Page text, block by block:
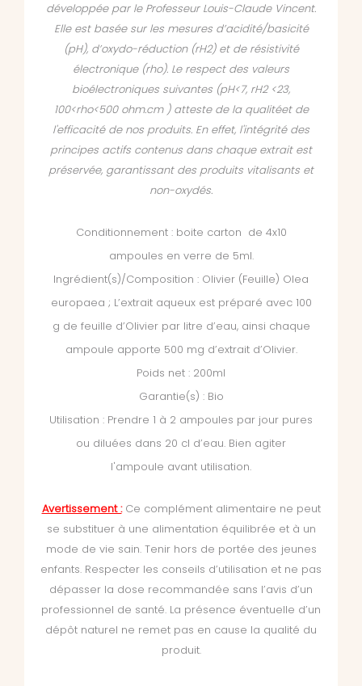
développée par le Professeur Louis-Claude Vincent.
Elle est basée sur les mesures d’acidité/basicité
(pH), d’oxydo-réduction (rH2) et de résistivité
électronique (rho). Le respect des valeurs
bioélectroniques suivantes (pH<7, rH2 <23,
100<rho<500 ohm.cm ) atteste de la qualitéet de
l'efficacité de nos produits. En effet, l'intégrité des
principes actifs contenus dans chaque extrait est
préservée, garantissant des produits vitalisants et
non-oxydés.
Conditionnement : boite carton de 4x10
ampoules en verre de 5ml.
Ingrédient(s)/Composition : Olivier (Feuille) Olea
europaea ; L’extrait aqueux est préparé avec 100
g de feuille d’Olivier par litre d’eau, ainsi chaque
ampoule apporte 500 mg d’extrait d’Olivier.
Poids net : 200ml
Garantie(s) : Bio
Utilisation : Prendre 1 à 2 ampoules par jour pures
ou diluées dans 20 cl d’eau. Bien agiter
l'ampoule avant utilisation.
Avertissement :Ce complément alimentaire ne peut
se substituer à une alimentation équilibrée et à un
mode de vie sain. Tenir hors de portée des jeunes
enfants. Respecter les conseils d’utilisation et ne pas
dépasser la dose recommandée sans l’avis d’un
professionnel de santé. La présence éventuelle d’un
dépôt naturel ne remet pas en cause la qualité du
produit.